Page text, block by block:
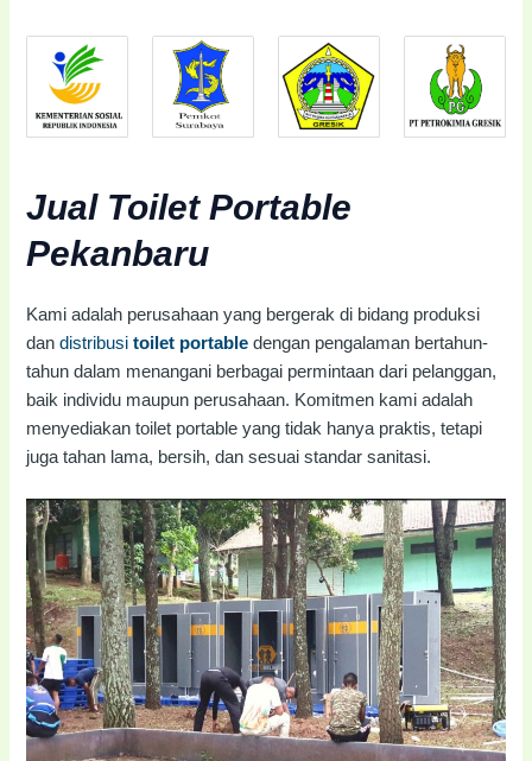
Jual Toilet Portable
Pekanbaru
Kami adalah perusahaan yang bergerak di bidang produksi
dandistribusitoilet portable dengan pengalaman bertahun-
tahun dalam menangani berbagai permintaan dari pelanggan,
baik individu maupun perusahaan. Komitmen kami adalah
menyediakan toilet portable yang tidak hanya praktis, tetapi
juga tahan lama, bersih, dan sesuai standar sanitasi.